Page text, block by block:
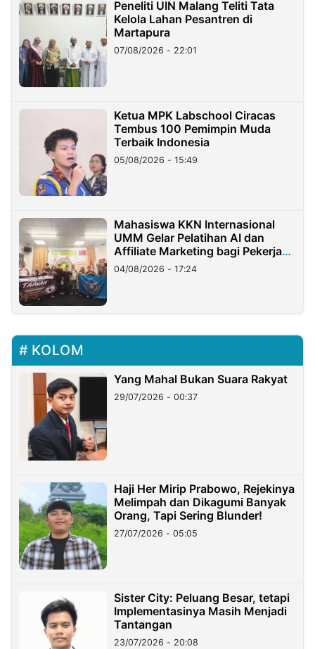
Peneliti UIN Malang Teliti Tata
Kelola Lahan Pesantren di
Martapura
07/08/2026 - 22:01
Ketua MPK Labschool Ciracas
Tembus 100 Pemimpin Muda
Terbaik Indonesia
05/08/2026 - 15:49
Mahasiswa KKN Internasional
UMM Gelar Pelatihan AI dan
Affiliate Marketing bagi Pekerja
Migran Indonesia di Taiwan
04/08/2026 - 17:24
KOLOM
Yang Mahal Bukan Suara Rakyat
29/07/2026 - 00:37
Haji Her Mirip Prabowo, Rejekinya
Melimpah dan Dikagumi Banyak
Orang, Tapi Sering Blunder!
27/07/2026 - 05:05
Sister City: Peluang Besar, tetapi
Implementasinya Masih Menjadi
Tantangan
23/07/2026 - 20:08